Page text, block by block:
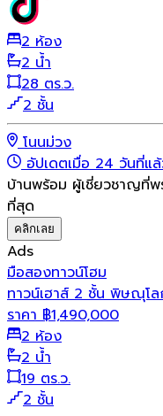
2 ห้อง
2 น้ำ
28 ตร.ว.
2 ชั้น
โนนม่วง
อัปเดตเมื่อ 24 วันที่แ
บ้านพร้อม ผู้เชี่ยวชาญที่
ที่สุด
คลิกเลย
Ads
มือสองทาวน์โฮม
ทาวน์เฮาส์ 2 ชั้น พิษณุโ
ราคา ฿1,490,000
2 ห้อง
2 น้ำ
19 ตร.ว.
2 ชั้น